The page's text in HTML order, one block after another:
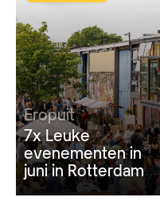
Eropuit
7x Leuke
evenementen in
juni in Rotterdam